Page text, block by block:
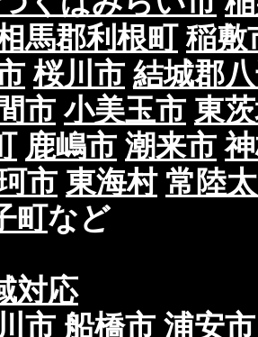
馬郡利根町 稲敷
桜川市 結城郡
市 小美玉市 東
鹿嶋市 潮来市
市 東海村 常陸
町など
対応
市 船橋市 浦安市